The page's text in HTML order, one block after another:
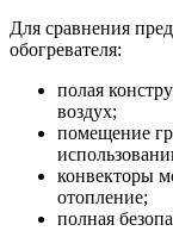
Для сравнения
обогревателя:
полая
воздух;
помещение
конвекторы
отопление;
полная